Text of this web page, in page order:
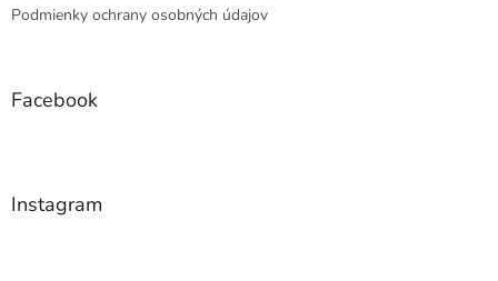
Podmienky ochrany osobných údajov
Facebook
Instagram